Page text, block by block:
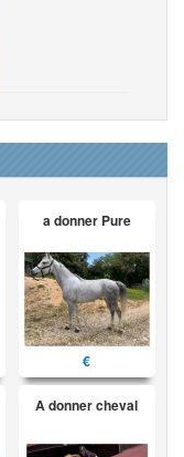
a donner Pure
€
A donner cheval